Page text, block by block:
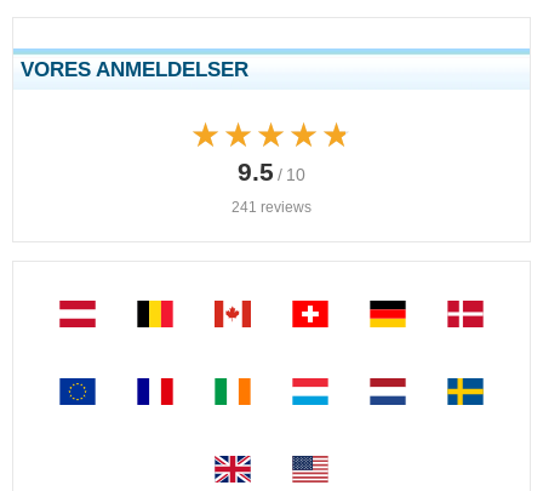
VORES ANMELDELSER
★★★★★
★★★★★
9.5 / 10
241 reviews